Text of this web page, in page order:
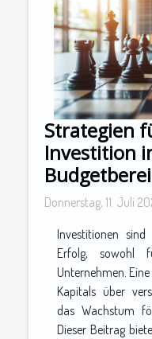
Strategien
Investition
Donnerstag, 11. Juli
Investitionen
Erfolg, sowohl
Unternehmen.
Kapitals über
das Wachstum
Dieser Beitrag